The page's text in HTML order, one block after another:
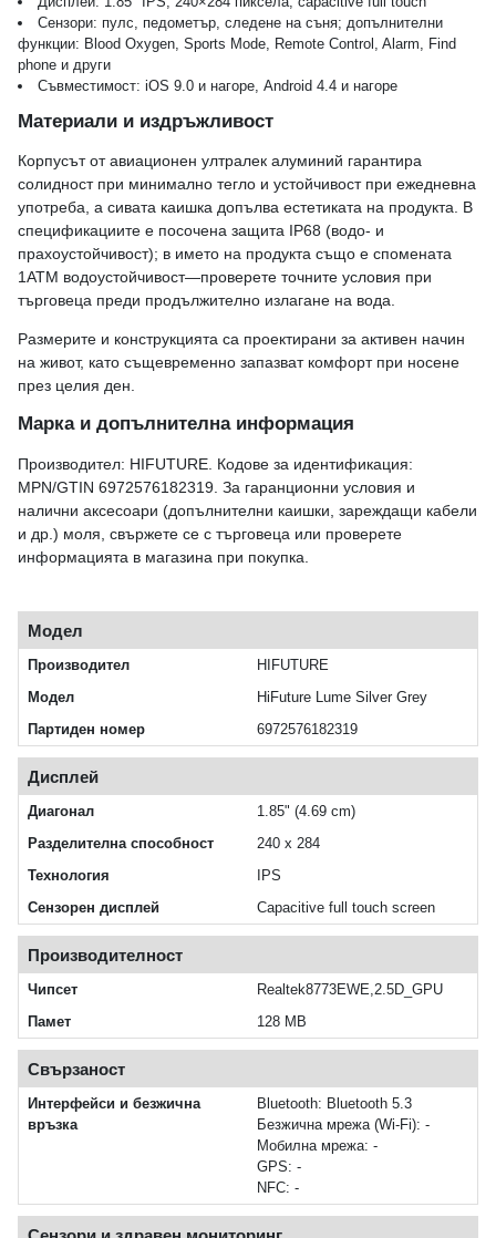
Сензори: пулс, педометър, следене на съня; допълнителни
функции: Blood Oxygen, Sports Mode, Remote Control, Alarm, Find
phone и други
Съвместимост: iOS 9.0 и нагоре, Android 4.4 и нагоре
Материали и издръжливост
Корпусът от авиационен ултралек алуминий гарантира
солидност при минимално тегло и устойчивост при ежедневна
употреба, а сивата каишка допълва естетиката на продукта. В
спецификациите е посочена защита IP68 (водо- и
прахоустойчивост); в името на продукта също е спомената
1ATM водоустойчивост—проверете точните условия при
търговеца преди продължително излагане на вода.
Размерите и конструкцията са проектирани за активен начин
на живот, като същевременно запазват комфорт при носене
през целия ден.
Марка и допълнителна информация
Производител: HIFUTURE. Кодове за идентификация:
MPN/GTIN 6972576182319. За гаранционни условия и
налични аксесоари (допълнителни каишки, зареждащи кабели
и др.) моля, свържете се с търговеца или проверете
информацията в магазина при покупка.
Модел
Производител
HIFUTURE
Модел
HiFuture Lume Silver Grey
Партиден номер
6972576182319
Дисплей
Диагонал
1.85" (4.69 cm)
Разделителна способност
240 x 284
Технология
IPS
Сензорен дисплей
Capacitive full touch screen
Производителност
Чипсет
Realtek8773EWE,2.5D_GPU
Памет
128 MB
Свързаност
Интерфейси и безжична
връзка
Bluetooth: Bluetooth 5.3
Безжична мрежа (Wi‑Fi): -
Мобилна мрежа: -
GPS: -
NFC: -